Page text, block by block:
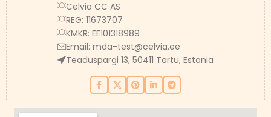
Celvia CC AS
REG: 11673707
KMKR: EE101318989
Email: mda-test@celvia.ee
Teaduspargi 13, 50411 Tartu, Estonia